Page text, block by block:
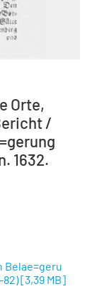
Orte,
/
1632.
Belae=geru
82)[3,39 MB]